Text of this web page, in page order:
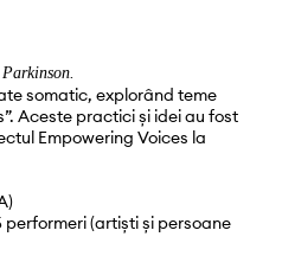
somatic, explorând teme
Aceste practici și idei au fost
Empowering Voices la
(artiști și persoane